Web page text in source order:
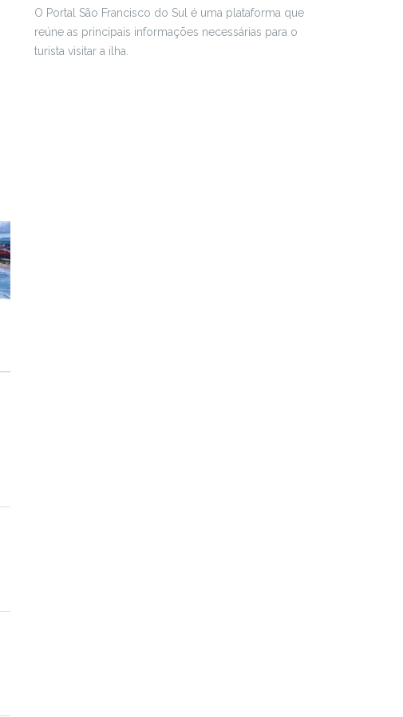
O Portal São Francisco do Sul é uma plataforma que
reúne as principais informações necessárias para o
turista visitar a ilha.